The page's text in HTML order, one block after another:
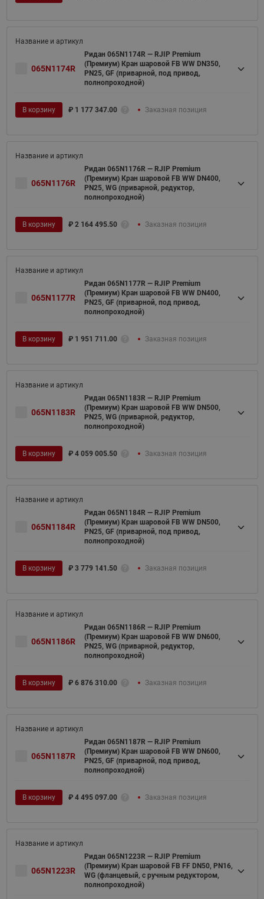
065N1174R
Ридан 065N1174R — RJIP Premium
(Премиум) Кран шаровой FB WW DN350,
PN25, GF (приварной, под привод,
полнопроходной)
В корзину ₽ 1 177 347.00 Заказная позиция
065N1176R
Ридан 065N1176R — RJIP Premium
(Премиум) Кран шаровой FB WW DN400,
PN25, WG (приварной, редуктор,
полнопроходной)
В корзину ₽ 2 164 495.50 Заказная позиция
065N1177R
Ридан 065N1177R — RJIP Premium
(Премиум) Кран шаровой FB WW DN400,
PN25, GF (приварной, под привод,
полнопроходной)
В корзину ₽ 1 951 711.00 Заказная позиция
065N1183R
Ридан 065N1183R — RJIP Premium
(Премиум) Кран шаровой FB WW DN500,
PN25, WG (приварной, редуктор,
полнопроходной)
В корзину ₽ 4 059 005.50 Заказная позиция
065N1184R
Ридан 065N1184R — RJIP Premium
(Премиум) Кран шаровой FB WW DN500,
PN25, GF (приварной, под привод,
полнопроходной)
В корзину ₽ 3 779 141.50 Заказная позиция
065N1186R
Ридан 065N1186R — RJIP Premium
(Премиум) Кран шаровой FB WW DN600,
PN25, WG (приварной, редуктор,
полнопроходной)
В корзину ₽ 6 876 310.00 Заказная позиция
065N1187R
Ридан 065N1187R — RJIP Premium
(Премиум) Кран шаровой FB WW DN600,
PN25, GF (приварной, под привод,
полнопроходной)
В корзину ₽ 4 495 097.00 Заказная позиция
065N1223R
Ридан 065N1223R — RJIP Premium
(Премиум) Кран шаровой FB FF DN50, PN16,
WG (фланцевый, с ручным редуктором,
полнопроходной)